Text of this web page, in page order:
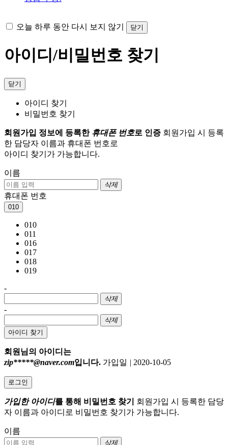
오늘 하루 동안 다시 보지 않기 닫기
아이디/비밀번호 찾기
닫기
아이디 찾기
비밀번호 찾기
회원가입 정보에 등록한 휴대폰 번호로 인증 회원가입 시 등록
한 담당자 이름과 휴대폰 번호로
아이디 찾기가 가능합니다.
이름
삭제
휴대폰 번호
010
010
011
016
017
018
019
-
삭제
-
삭제
아이디 찾기
회원님의 아이디는
zip*****@naver.com입니다. 가입일 | 2020-10-05
로그인
가입한 아이디를 통해 비밀번호 찾기
회원가입 시 등록한 담당
자 이름과 아이디로 비밀번호 찾기가 가능합니다.
이름
삭제